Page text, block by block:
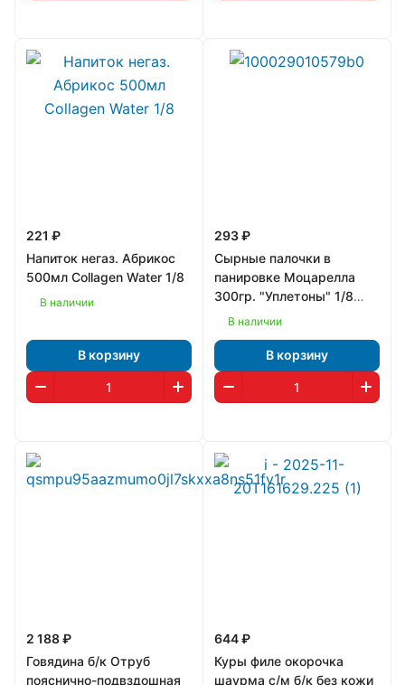
221 ₽
Напиток негаз. Абрикос
500мл Collagen Water 1/8
В наличии
В корзину
293 ₽
Сырные палочки в
панировке Моцарелла
300гр. "Уплетоны" 1/8
(1258)
В наличии
В корзину
2 188 ₽
Говядина б/к Отруб
пояснично-подвздошная
644 ₽
Куры филе окорочка
шаурма с/м б/к без кожи